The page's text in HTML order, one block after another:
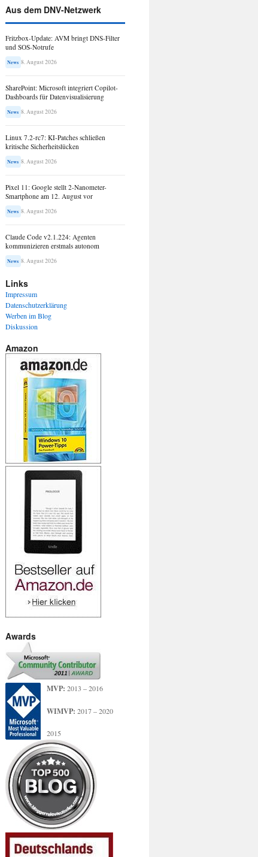
Aus dem DNV-Netzwerk
Fritzbox-Update: AVM bringt DNS-Filter
und SOS-Notrufe
News 8. August 2026
SharePoint: Microsoft integriert Copilot-
Dashboards für Datenvisualisierung
News 8. August 2026
Linux 7.2-rc7: KI-Patches schließen
kritische Sicherheitslücken
News 8. August 2026
Pixel 11: Google stellt 2-Nanometer-
Smartphone am 12. August vor
News 8. August 2026
Claude Code v2.1.224: Agenten
kommunizieren erstmals autonom
News 8. August 2026
Links
Impressum
Datenschutzerklärung
Werben im Blog
Diskussion
Amazon
Awards
MVP: 2013 – 2016
WIMVP: 2017 – 2020
2015